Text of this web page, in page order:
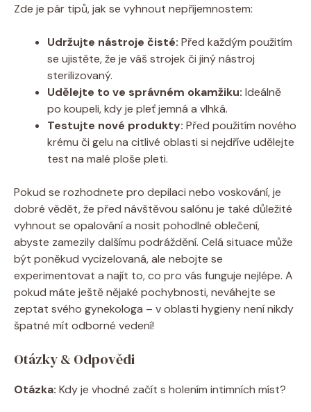
Zde je pár tipů, jak se vyhnout nepříjemnostem:
Udržujte nástroje čisté: Před každým použitím
se ujistěte, že je váš strojek či jiný nástroj
sterilizovaný.
Udělejte to ve správném okamžiku: Ideálně
po koupeli, kdy je pleť jemná a vlhká.
Testujte nové produkty: Před použitím nového
krému či gelu na citlivé oblasti si nejdříve udělejte
test na malé ploše pleti.
Pokud se rozhodnete pro depilaci nebo voskování, je
dobré vědět, že před návštěvou salónu je také důležité
vyhnout se opalování a nosit pohodlné oblečení,
abyste zamezily dalšímu podráždění. Celá situace může
být poněkud vycizelovaná, ale nebojte se
experimentovat a najít to, co pro vás funguje nejlépe. A
pokud máte ještě nějaké pochybnosti, neváhejte se
zeptat svého gynekologa – v oblasti hygieny není nikdy
špatné mít odborné vedení!
Otázky & Odpovědi
Otázka: Kdy je vhodné začít s holením intimních míst?